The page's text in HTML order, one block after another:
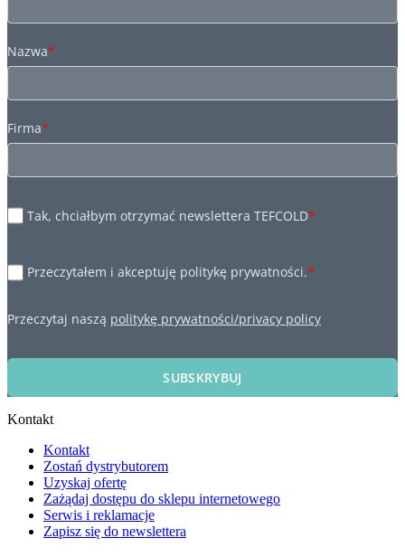
Nazwa*
Firma*
Tak, chciałbym otrzymać newslettera TEFCOLD*
Przeczytałem i akceptuję politykę prywatności.*
Przeczytaj naszą politykę prywatności/privacy policy
SUBSKRYBUJ
Kontakt
Kontakt
Zostań dystrybutorem
Uzyskaj ofertę
Zażądaj dostępu do sklepu internetowego
Serwis i reklamacje
Zapisz się do newslettera